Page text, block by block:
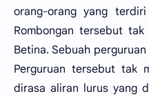
orang-orang yang
Rombongan tersebut
Betina. Sebuah
Perguruan tersebut tak
dirasa aliran lurus yang